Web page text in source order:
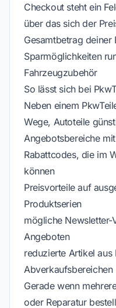
Checkout steht ein
über das sich der
Gesamtbetrag deiner
Sparmöglichkeiten
Fahrzeugzubehör
So lässt sich bei
Neben einem
Wege, Autoteile
Angebotsbereiche
Rabattcodes, die im
können
Preisvorteile auf
Produktserien
mögliche
Angeboten
reduzierte Artikel aus
Abverkaufsbereichen
Gerade wenn
oder Reparatur